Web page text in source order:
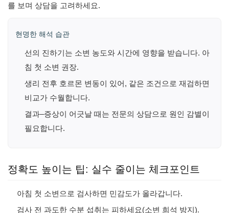
를 보며 상담을 고려하세요.
현명한 해석 습관
선의 진하기는 소변 농도와 시간에 영향을 받습니다. 아
침 첫 소변 권장.
생리 전후 호르몬 변동이 있어, 같은 조건으로 재검하면
비교가 수월합니다.
결과–증상이 어긋날 때는 전문의 상담으로 원인 감별이
필요합니다.
정확도 높이는 팁: 실수 줄이는 체크포인트
아침 첫 소변으로 검사하면 민감도가 올라갑니다.
검사 전 과도한 수분 섭취는 피하세요(소변 희석 방지).